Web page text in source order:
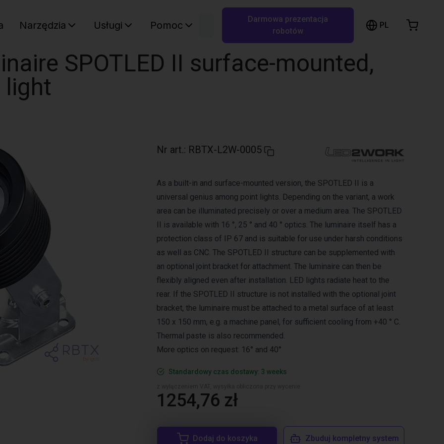
Narzędzia Usługi Pomoc Szukaj w RBTX…
Darmowa prezentacja
robotów
PL
SPOTLED II surface-mounted,
light
Nr art.: RBTX-L2W-0005
As a built-in and surface-mounted version, the SPOTLED II is a
universal genius among point lights. Depending on the variant, a work
area can be illuminated precisely or over a medium area. The SPOTLED
II is available with 16 °, 25 ° and 40 ° optics. The luminaire itself has a
protection class of IP 67 and is suitable for use under harsh conditions
as well as CNC. The SPOTLED II structure can be supplemented with
an optional joint bracket for attachment. The luminaire can then be
flexibly aligned even after installation. LED lights radiate heat to the
rear. If the SPOTLED II structure is not installed with the optional joint
bracket, the luminaire must be attached to a metal surface of at least
150 x 150 mm, e.g. a machine panel, for sufficient cooling from +40 ° C.
Thermal paste is also recommended.
More optics on request: 16° and 40°
Standardowy czas dostawy: 3 weeks
1254,76 zł
Dodaj do koszyka Zbuduj kompletny system
Wózek sklepowy
Przeglądaj ofertę